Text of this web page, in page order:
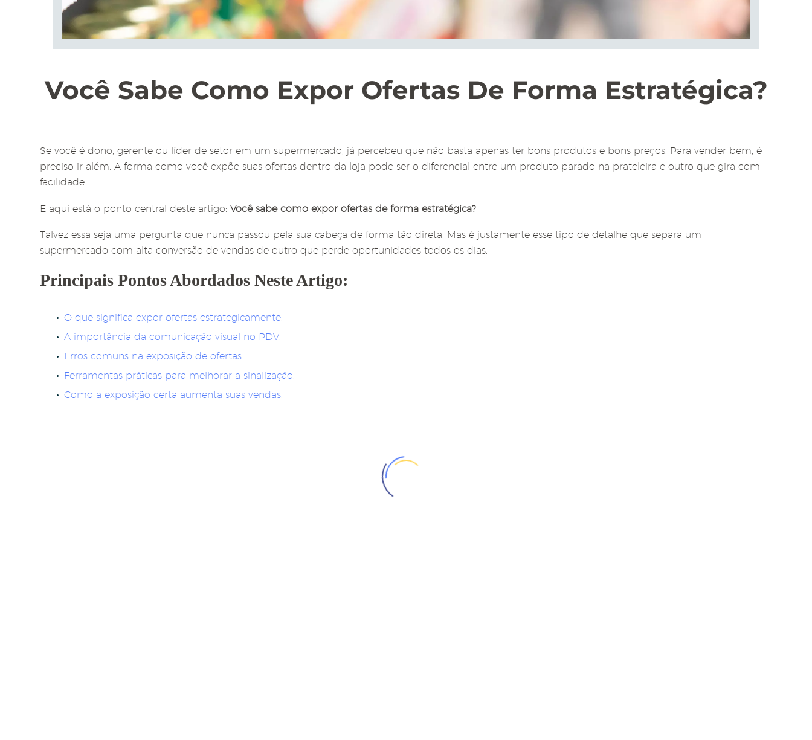
Você Sabe Como Expor Ofertas De Forma Estratégica?
Se você é dono, gerente ou líder de setor em um supermercado, já percebeu que não basta apenas ter bons produtos e bons preços. Para vender bem, é
preciso ir além. A forma como você expõe suas ofertas dentro da loja pode ser o diferencial entre um produto parado na prateleira e outro que gira com
facilidade.
E aqui está o ponto central deste artigo: Você sabe como expor ofertas de forma estratégica?
Talvez essa seja uma pergunta que nunca passou pela sua cabeça de forma tão direta. Mas é justamente esse tipo de detalhe que separa um
supermercado com alta conversão de vendas de outro que perde oportunidades todos os dias.
Principais Pontos Abordados Neste Artigo:
O que significa expor ofertas estrategicamente.
A importância da comunicação visual no PDV.
Erros comuns na exposição de ofertas.
Ferramentas práticas para melhorar a sinalização.
Como a exposição certa aumenta suas vendas.